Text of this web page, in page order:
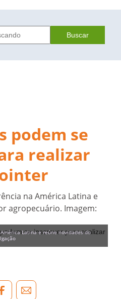
Buscar
podem se
realizar
na América Latina e
agropecuário. Imagem:
Latina e reúne novidades do